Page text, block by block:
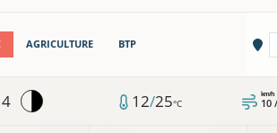
AGRICULTURE BTP
12/25°C 10
km/h